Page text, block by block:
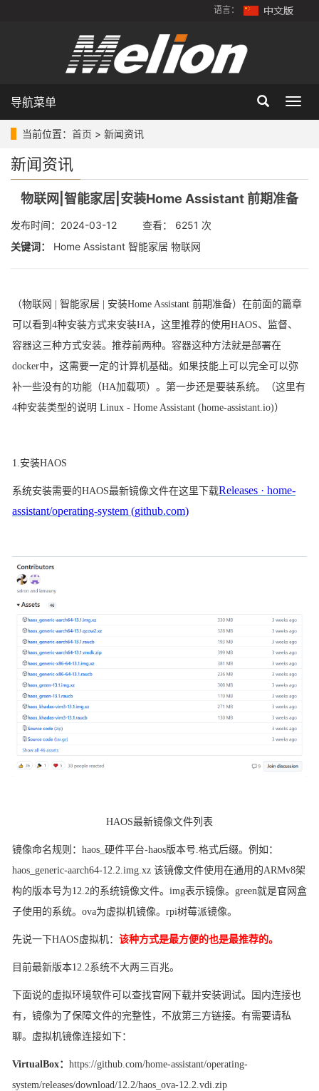
语言：
导航菜单
当前位置： 首页 > 新闻资讯
新闻资讯
物联网|智能家居|安装Home Assistant 前期准备
发布时间：2024-03-12 查看： 6251 次
关键词：
Home Assistant 智能家居 物联网
（物联网 | 智能家居 | 安装Home Assistant 前期准备）在前面的篇章
可以看到 4种安装方式来安装HA，这里推荐的使用HAOS、监督、
容器这三种方式安装。推荐前两种。容器这种方法就是部署在
docker中，这需要一定的计算机基础。如果技能上可以完全可以弥
补一些没有的功能（HA加载项）。第一步还是要装系统。（这里有
4种安装类型的说明 Linux - Home Assistant (home-assistant.io)）
1.安装HAOS
系统安装需要的HAOS最新镜像文件在这里下载Releases · home-
assistant/operating-system (github.com)
HAOS最新镜像文件列表
镜像命名规则： haos_硬件平台-haos版本号.格式后缀。例如：
haos_generic-aarch64-12.2.img.xz 该镜像文件使用在通用的ARMv8架
构的版本号为12.2的系统镜像文件。img表示镜像。green就是官网盒
子使用的系统。ova为虚拟机镜像。rpi树莓派镜像。
先说一下HAOS虚拟机： 该种方式是最方便的也是最推荐的。
目前最新版本12.2系统不大两三百兆。
下面说的虚拟环境软件可以查找官网下载并安装调试。国内连接也
有，镜像为了保障文件的完整性，不放第三方链接。有需要请私
聊。虚拟机镜像连接如下：
VirtualBox： https://github.com/home-assistant/operating-
system/releases/download/12.2/haos_ova-12.2.vdi.zip